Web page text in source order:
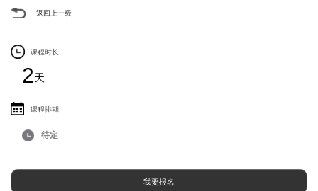
返回上一级
课程时长
2天
课程排期
待定
我要报名